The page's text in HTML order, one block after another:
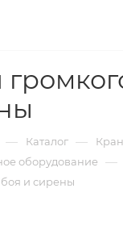
— Каталог —
оборудование —
и сирены